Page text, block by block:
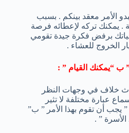
الأمر معقد بينكم . بسبب
. يمكنك تركه لإعطائه فرصة
برفض فكرة جيدة تقومي
الخروج للعشاء .
ب “يمكنك القيام ” :
خلاف في وجهات النظر
عبارة مختلفة لا تثير
يجب أن تقوم بهذا الأمر ” ب”
الأسرة ” .